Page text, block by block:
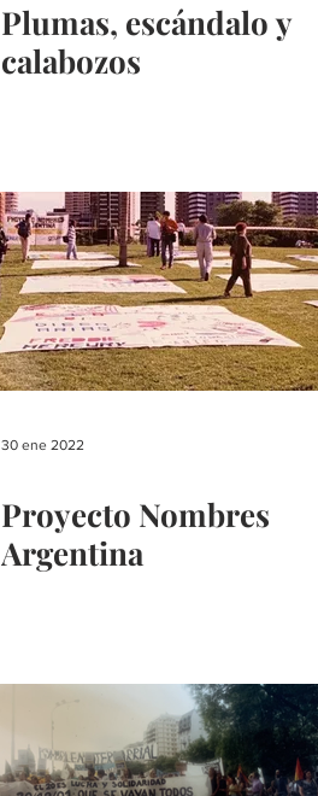
Plumas, escándalo y
calabozos
30 ene 2022
Proyecto Nombres
Argentina